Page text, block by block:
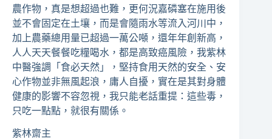
農作物，真是想超過也難，更何況嘉磷塞在施用後
並不會固定在土壤，而是會隨雨水等流入河川中，
加上農藥總用量已超過一萬公噸，還年年創新高，
人人天天餐餐吃糧喝水，都是高致癌風險，我紫林
中醫強調「食必天然」，堅持食用天然的安全、安
心作物並非無風起浪，庸人自擾，實在是其對身體
健康的影響不容忽視，我只能老話重提：這些毒，
只吃一點點，就很有關係。
紫林齋主